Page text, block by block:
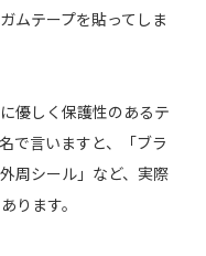
ムテープを貼ってしま
優しく保護性のあるテ
で言いますと、「ブラ
周シール」など、実際
ります。